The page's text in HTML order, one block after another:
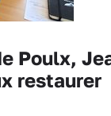
Poulx,
restaurer